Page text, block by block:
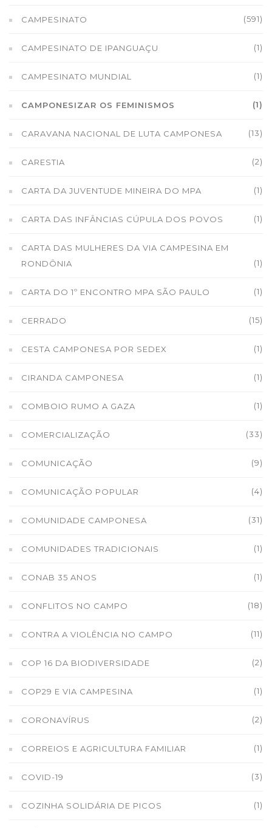
CAMPESINATO (591)
CAMPESINATO DE IPANGUAÇU (1)
CAMPESINATO MUNDIAL (1)
CAMPONESIZAR OS FEMINISMOS (1)
CARAVANA NACIONAL DE LUTA CAMPONESA (13)
CARESTIA (2)
CARTA DA JUVENTUDE MINEIRA DO MPA (1)
CARTA DAS INFÂNCIAS CÚPULA DOS POVOS (1)
CARTA DAS MULHERES DA VIA CAMPESINA EM
RONDÔNIA
(1)
CARTA DO 1º ENCONTRO MPA SÃO PAULO (1)
CERRADO (15)
CESTA CAMPONESA POR SEDEX (1)
CIRANDA CAMPONESA (1)
COMBOIO RUMO A GAZA (1)
COMERCIALIZAÇÃO (33)
COMUNICAÇÃO (9)
COMUNICAÇÃO POPULAR (4)
COMUNIDADE CAMPONESA (31)
COMUNIDADES TRADICIONAIS (1)
CONAB 35 ANOS (1)
CONFLITOS NO CAMPO (18)
CONTRA A VIOLÊNCIA NO CAMPO (11)
COP 16 DA BIODIVERSIDADE (2)
COP29 E VIA CAMPESINA (1)
CORONAVÍRUS (2)
CORREIOS E AGRICULTURA FAMILIAR (1)
COVID-19 (3)
COZINHA SOLIDÁRIA DE PICOS (1)